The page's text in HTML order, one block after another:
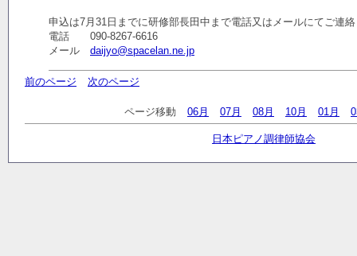
申込は7月31日までに研修部長田中まで電話又はメールにてご連
電話 090-8267-6616
メール daijyo@spacelan.ne.jp
前のページ 次のページ
ページ移動 06月 07月 08月 10月 01月
日本ピアノ調律師協会